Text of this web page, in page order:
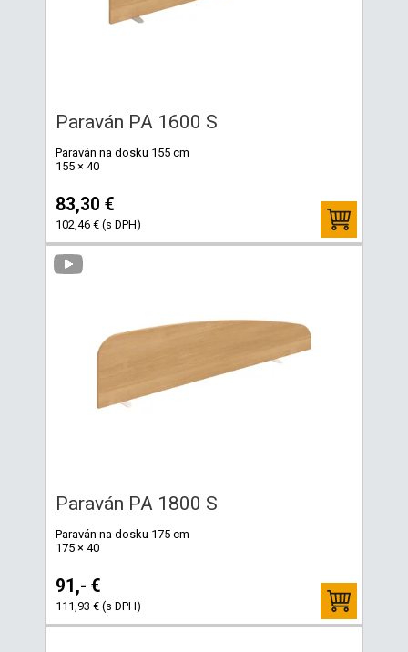
Paraván PA 1600 S
Paraván na dosku 155 cm
155 × 40
83,30 €
102,46 € (s DPH)
Paraván PA 1800 S
Paraván na dosku 175 cm
175 × 40
91,- €
111,93 € (s DPH)